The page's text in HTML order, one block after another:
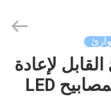
لإعادة
الشحن المخصص لمصابيح LED